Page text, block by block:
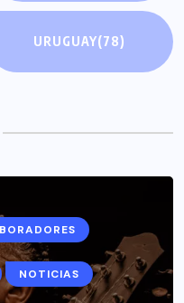
URUGUAY(78)
NOTICIAS